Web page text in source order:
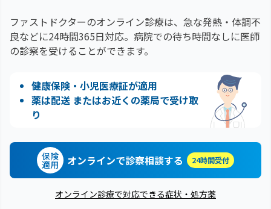
ファストドクターのオンライン診療は、急な発熱・体調不
良などに24時間365日対応。 病院での待ち時間なしに医師
の診察を受けることができます。
健康保険・小児医療証が適用
薬は配送 またはお近くの薬局で受け取
り
保険
適用 オンラインで診察相談する 24時間受付
オンライン診療で対応できる症状・処方薬